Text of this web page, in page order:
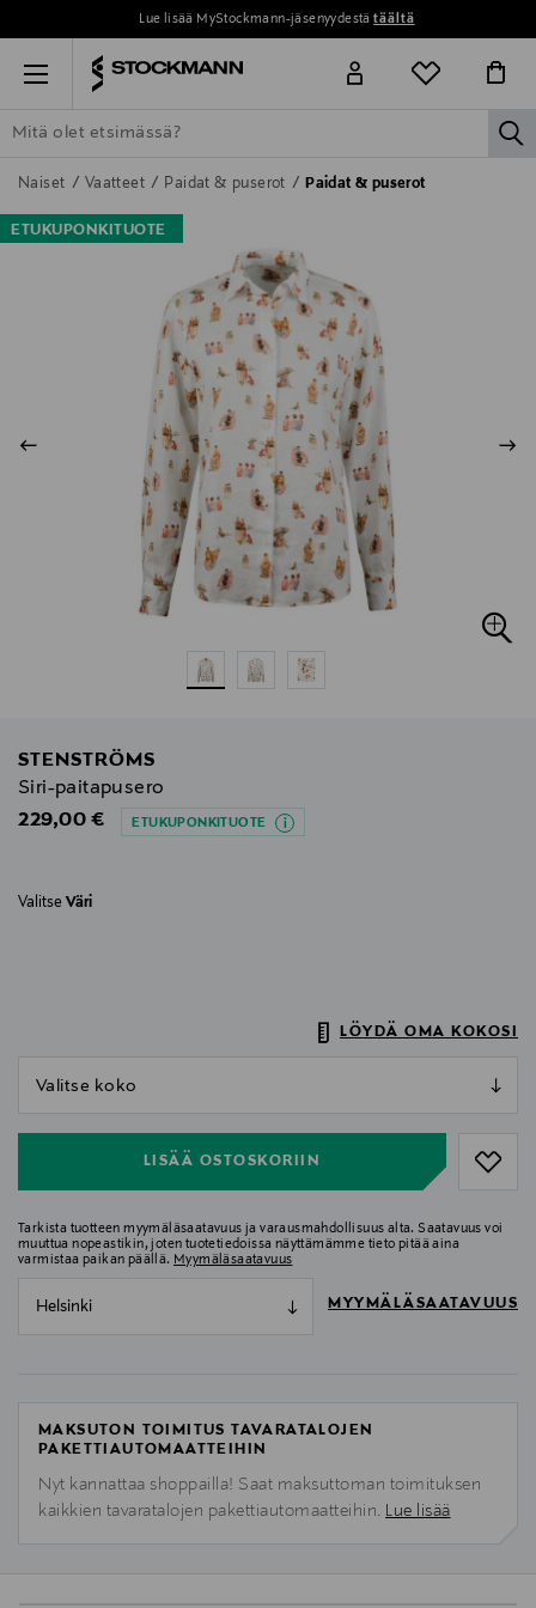
Lue lisää MyStockmann-jäsenyydestätäältä
Menu
ETSI KAIKKI NAISET MIEHET LAPSET KOTI
Naiset Vaatteet Paidat & puserot Paidat & puserot
ETUKUPONKITUOTE
STENSTRÖMS
Siri-paitapusero
Original Price
229,00 € ETUKUPONKITUOTE
Valitse Väri
LÖYDÄ OMA KOKOSI
LISÄÄ OSTOSKORIIN
Tarkista tuotteen myymäläsaatavuus ja varausmahdollisuus alta. Saatavuus voi
muuttua nopeastikin, joten tuotetiedoissa näyttämämme tieto pitää aina
varmistaa paikan päällä. Myymäläsaatavuus
Helsinki MYYMÄLÄSAATAVUUS
MAKSUTON TOIMITUS TAVARATALOJEN
PAKETTIAUTOMAATTEIHIN
Nyt kannattaa shoppailla! Saat maksuttoman toimituksen
kaikkien tavaratalojen pakettiautomaatteihin. Lue lisää